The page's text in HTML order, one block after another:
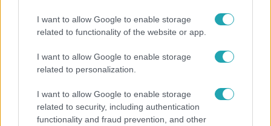
I want to allow Google to enable storage
related to functionality of the website or app.
I want to allow Google to enable storage
related to personalization.
I want to allow Google to enable storage
related to security, including authentication
functionality and fraud prevention, and other
A Konyhafőnök- zsűri, műsorvezető
A Konyhafőnök VIP- zsűri, műsorvezető